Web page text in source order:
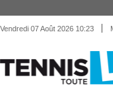
Vendredi 07 Août 2026 10:23 |